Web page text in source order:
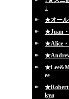
↓
★オール
★Juan・
★Alice
ee
kya